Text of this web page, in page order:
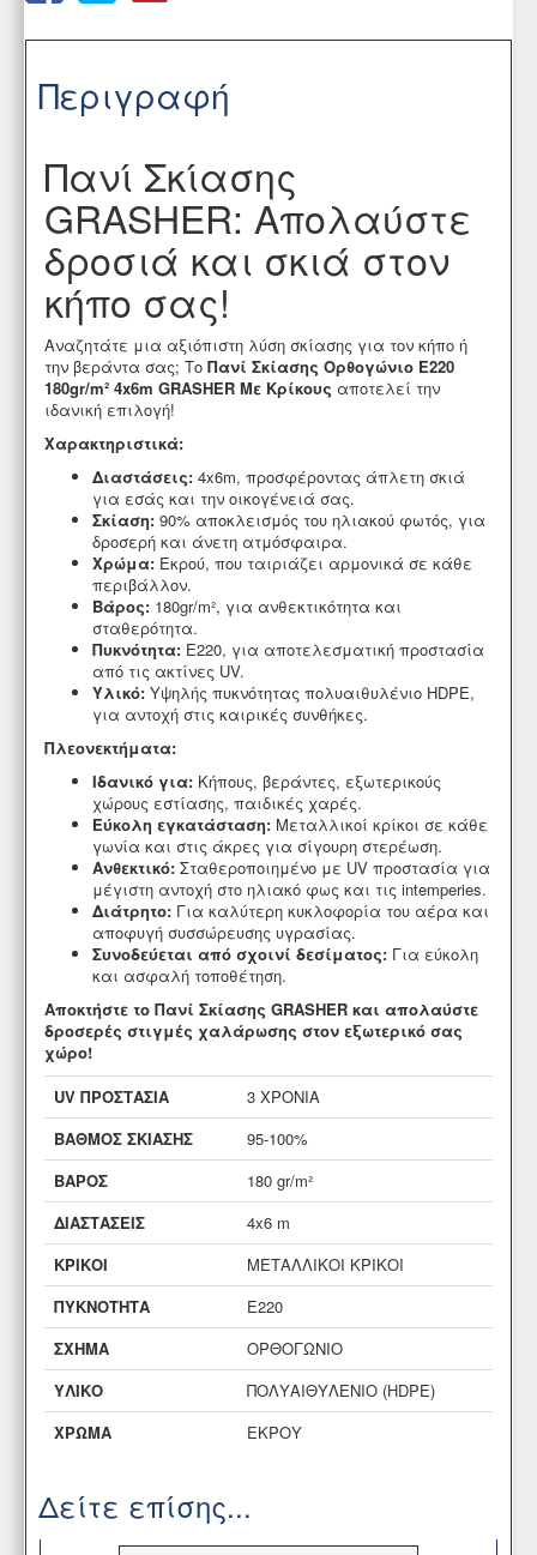
Περιγραφή
Πανί Σκίασης
GRASHER: Απολαύστε
δροσιά και σκιά στον
κήπο σας!
Αναζητάτε μια αξιόπιστη λύση σκίασης για τον κήπο ή
την βεράντα σας; Το Πανί Σκίασης Ορθογώνιο Ε220
180gr/m² 4x6m GRASHER Με Κρίκους αποτελεί την
ιδανική επιλογή!
Χαρακτηριστικά:
Διαστάσεις: 4x6m, προσφέροντας άπλετη σκιά
για εσάς και την οικογένειά σας.
Σκίαση: 90% αποκλεισμός του ηλιακού φωτός, για
δροσερή και άνετη ατμόσφαιρα.
Χρώμα: Εκρού, που ταιριάζει αρμονικά σε κάθε
περιβάλλον.
Βάρος: 180gr/m², για ανθεκτικότητα και
σταθερότητα.
Πυκνότητα: Ε220, για αποτελεσματική προστασία
από τις ακτίνες UV.
Υλικό: Υψηλής πυκνότητας πολυαιθυλένιο HDPE,
για αντοχή στις καιρικές συνθήκες.
Πλεονεκτήματα:
Ιδανικό για: Κήπους, βεράντες, εξωτερικούς
χώρους εστίασης, παιδικές χαρές.
Εύκολη εγκατάσταση: Μεταλλικοί κρίκοι σε κάθε
γωνία και στις άκρες για σίγουρη στερέωση.
Ανθεκτικό: Σταθεροποιημένο με UV προστασία για
μέγιστη αντοχή στο ηλιακό φως και τις intemperies.
Διάτρητο: Για καλύτερη κυκλοφορία του αέρα και
αποφυγή συσσώρευσης υγρασίας.
Συνοδεύεται από σχοινί δεσίματος: Για εύκολη
και ασφαλή τοποθέτηση.
Αποκτήστε το Πανί Σκίασης GRASHER και απολαύστε
δροσερές στιγμές χαλάρωσης στον εξωτερικό σας
χώρο!
UV ΠΡΟΣΤΑΣΙΑ
3 ΧΡΟΝΙΑ
ΒΑΘΜΟΣ ΣΚΙΑΣΗΣ
95-100%
ΒΑΡΟΣ
180 gr/m²
ΔΙΑΣΤΑΣΕΙΣ
4x6 m
ΚΡΙΚΟΙ
ΜΕΤΑΛΛΙΚΟΙ ΚΡΙΚΟΙ
ΠΥΚΝΟΤΗΤΑ
Ε220
ΣΧΗΜΑ
ΟΡΘΟΓΩΝΙΟ
ΥΛΙΚΟ
ΠΟΛΥΑΙΘΥΛΕΝΙΟ (HDPE)
ΧΡΩΜΑ
ΕΚΡΟΥ
Δείτε επίσης...